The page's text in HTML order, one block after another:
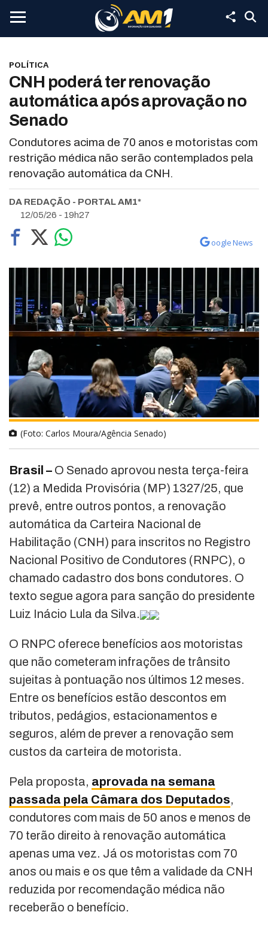
POLÍTICA
CNH poderá ter renovação
automática após aprovação no
Senado
Condutores acima de 70 anos e motoristas com
restrição médica não serão contemplados pela
renovação automática da CNH.
DA REDAÇÃO - PORTAL AM1*
12/05/26 - 19h27
oogle News
(Foto: Carlos Moura/Agência Senado)
Brasil – O Senado aprovou nesta terça-feira
(12) a Medida Provisória (MP) 1327/25, que
prevê, entre outros pontos, a renovação
automática da Carteira Nacional de
Habilitação (CNH) para inscritos no Registro
Nacional Positivo de Condutores (RNPC), o
chamado cadastro dos bons condutores. O
texto segue agora para sanção do presidente
Luiz Inácio Lula da Silva.
O RNPC oferece benefícios aos motoristas
que não cometeram infrações de trânsito
sujeitas à pontuação nos últimos 12 meses.
Entre os benefícios estão descontos em
tributos, pedágios, estacionamentos e
seguros, além de prever a renovação sem
custos da carteira de motorista.
Pela proposta, aprovada na semana
passada pela Câmara dos Deputados,
condutores com mais de 50 anos e menos de
70 terão direito à renovação automática
apenas uma vez. Já os motoristas com 70
anos ou mais e os que têm a validade da CNH
reduzida por recomendação médica não
receberão o benefício.